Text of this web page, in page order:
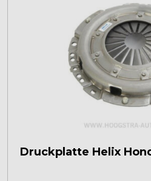
Druckplatte Helix